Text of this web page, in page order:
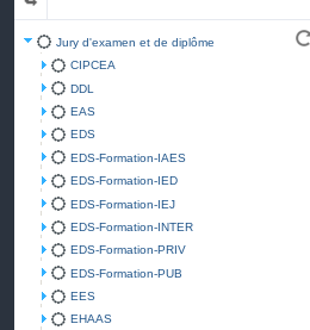
Jury d'examen et de diplôme
CIPCEA
DDL
EAS
EDS
EDS-Formation-IAES
EDS-Formation-IED
EDS-Formation-IEJ
EDS-Formation-INTER
EDS-Formation-PRIV
EDS-Formation-PUB
EES
EHAAS